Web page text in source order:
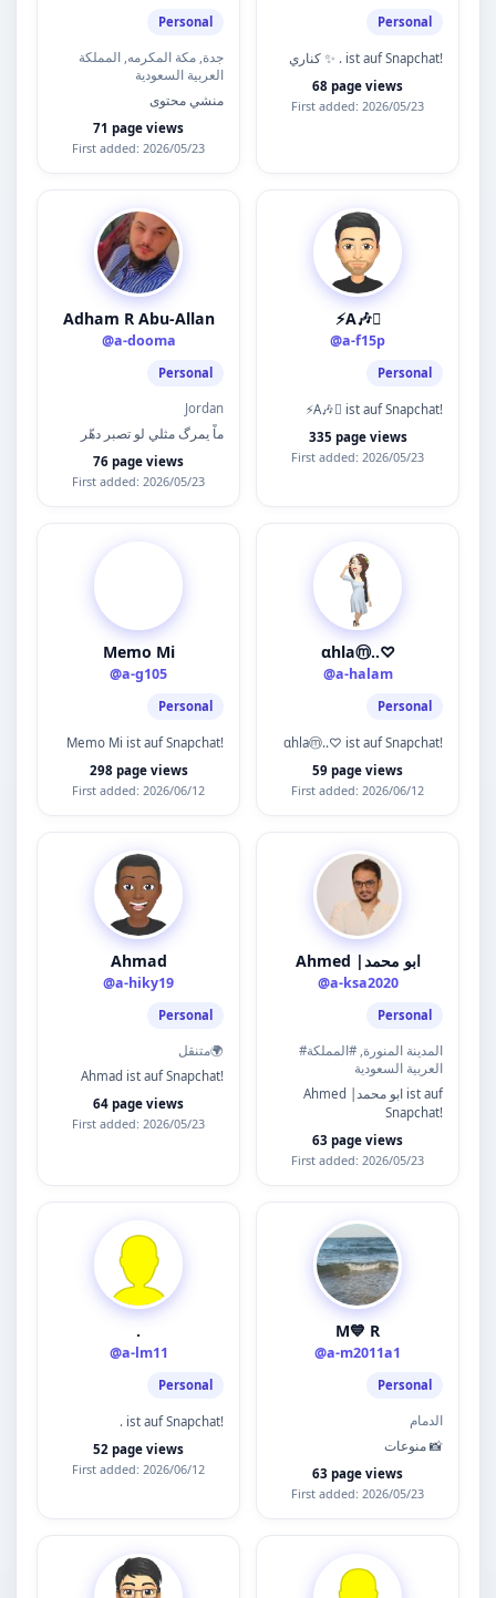
Personal
جدة, مكة المكرمه, المملكة
العربية السعودية
منشي محتوى
71 page views
First added: 2026/05/23
Personal
كناري ✨ . ist auf Snapchat!
68 page views
First added: 2026/05/23
Adham R Abu-Allan
@a-dooma
Personal
Jordan
ماْ يمرگ مثلي لو تصبر دهّر
76 page views
First added: 2026/05/23
⚡️A🎶
@a-f15p
Personal
⚡️A🎶 ist auf Snapchat!
335 page views
First added: 2026/05/23
Memo Mi
@a-g105
Personal
Memo Mi ist auf Snapchat!
298 page views
First added: 2026/06/12
αhlaⓜ..♡
@a-halam
Personal
αhlaⓜ..♡ ist auf Snapchat!
59 page views
First added: 2026/06/12
Ahmad
@a-hiky19
Personal
متنقل🌍
Ahmad ist auf Snapchat!
64 page views
First added: 2026/05/23
Ahmed |ابو محمد
@a-ksa2020
Personal
#المدينة المنورة, #المملكة
العربية السعودية
Ahmed |ابو محمد ist auf
Snapchat!
63 page views
First added: 2026/05/23
.
@a-lm11
Personal
. ist auf Snapchat!
52 page views
First added: 2026/06/12
M💙 R
@a-m2011a1
Personal
الدمام
منوعات 📸
63 page views
First added: 2026/05/23